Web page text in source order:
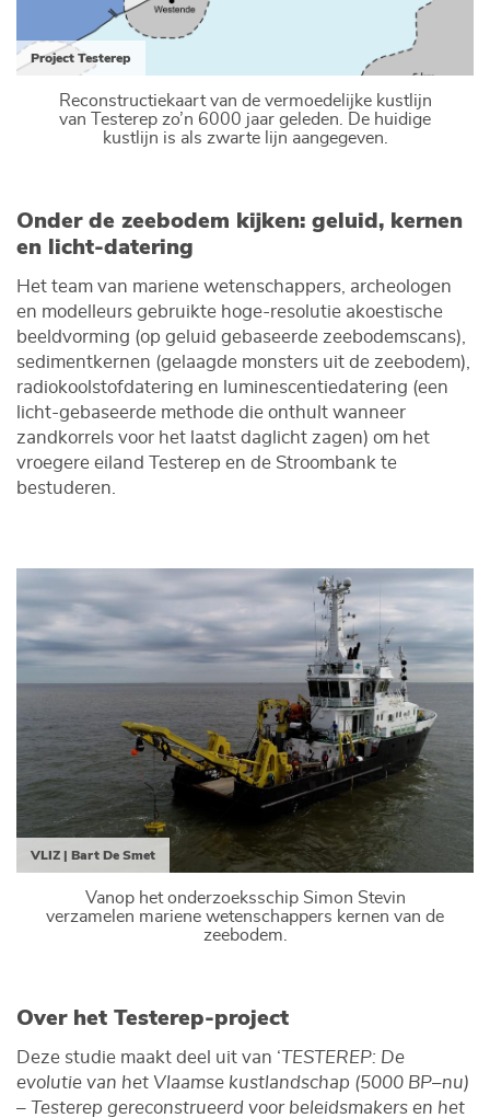
Project Testerep
Reconstructiekaart van de vermoedelijke kustlijn
van Testerep zo’n 6000 jaar geleden. De huidige
kustlijn is als zwarte lijn aangegeven.
Onder de zeebodem kijken: geluid, kernen
en licht-datering
Het team van mariene wetenschappers, archeologen
en modelleurs gebruikte hoge-resolutie akoestische
beeldvorming (op geluid gebaseerde zeebodemscans),
sedimentkernen (gelaagde monsters uit de zeebodem),
radiokoolstofdatering en luminescentiedatering (een
licht-gebaseerde methode die onthult wanneer
zandkorrels voor het laatst daglicht zagen) om het
vroegere eiland Testerep en de Stroombank te
bestuderen.
VLIZ | Bart De Smet
Vanop het onderzoeksschip Simon Stevin
verzamelen mariene wetenschappers kernen van de
zeebodem.
Over het Testerep-project
Deze studie maakt deel uit van ‘TESTEREP: De
evolutie van het Vlaamse kustlandschap (5000 BP–nu)
– Testerep gereconstrueerd voor beleidsmakers en het